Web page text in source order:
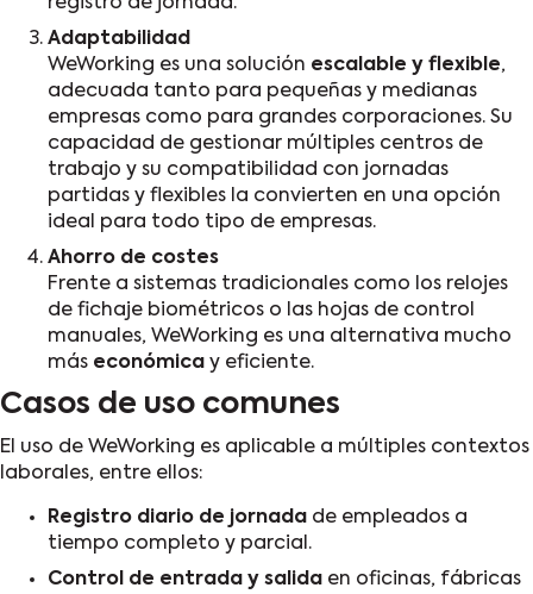
Adaptabilidad
WeWorking es una solución escalable y flexible,
adecuada tanto para pequeñas y medianas
empresas como para grandes corporaciones. Su
capacidad de gestionar múltiples centros de
trabajo y su compatibilidad con jornadas
partidas y flexibles la convierten en una opción
ideal para todo tipo de empresas.
Ahorro de costes
Frente a sistemas tradicionales como los relojes
de fichaje biométricos o las hojas de control
manuales, WeWorking es una alternativa mucho
más económica y eficiente.
Casos de uso comunes
El uso de WeWorking es aplicable a múltiples contextos
laborales, entre ellos:
Registro diario de jornada de empleados a
tiempo completo y parcial.
Control de entrada y salida en oficinas, fábricas